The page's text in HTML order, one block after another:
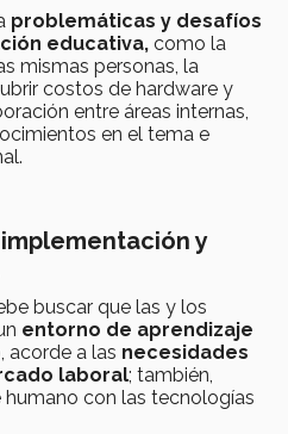
problemáticas y desafíos
educativa, como la
mismas personas, la
costos de hardware y
entre áreas internas,
en el tema e
y
buscar que las y los
entorno de aprendizaje
, acorde a las necesidades
laboral; también,
con las tecnologías